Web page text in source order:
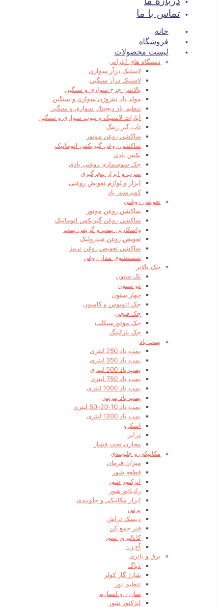
تماس با ما
خانه
فروشگاه
لیست محصولات
دستگاه های آپاراتی
لاستیک درآر سواری
لاستیک درآر سنگین
بالانس چرخ سواری و سنگین
مولد باد نیتروژن سواری و سنگین
تنظیم باد دیجیتال سواری و سنگین
آپارات لاستیک و تیوپ سواری و سنگین
تاب گیر رینگ
ساکشن روغن موتور
ساکشن روغن گیربکس اتوماتیک
بکس بادی
جک سوسماری روغنی بادی
سرب و ابزار پنچرگیری
ابزار و لوازم تعویض روغنی
کمپرسور باد
تعویض روغنی
ساکشن روغن موتور
ساکشن روغن گیربکس اتوماتیک
واسکازین پمپ و گریس پمپ
تعویض روغن هیدرولیک
ساکشن تعویض روغن ترمز
شستشوی مدار روغن
جک بالابر
تک ستون
دو ستون
چهار ستون
جک اتوبوس و کامیون
جک قیچی
جک موتورسیکلت
جک پارکینگ
پمپ باد
پمپ باد 250 لیتری
پمپ باد 350 لیتری
پمپ باد 500 لیتری
پمپ باد 750 لیتری
پمپ باد 1000 لیتری
پمپ باد بنزینی
پمپ باد 10-20-50 لیتری
پمپ باد 1200 لیتری
اسکرو
درایر
مخازن تحت فشار
مکانیکی و جلوبندی
میزان فرمان
قطعه شور
انژکتور شور
رادیاتورشور
ابزار مکانیکی و جلوبندی
پرس
دیسک تراش
فنر جمع کن
کاتالیزور شور
آج زن
برق و باتری
دیاگ
شارژ گاز کولر
تنظیم نور
شارژر و استارتر
انژکتور شور